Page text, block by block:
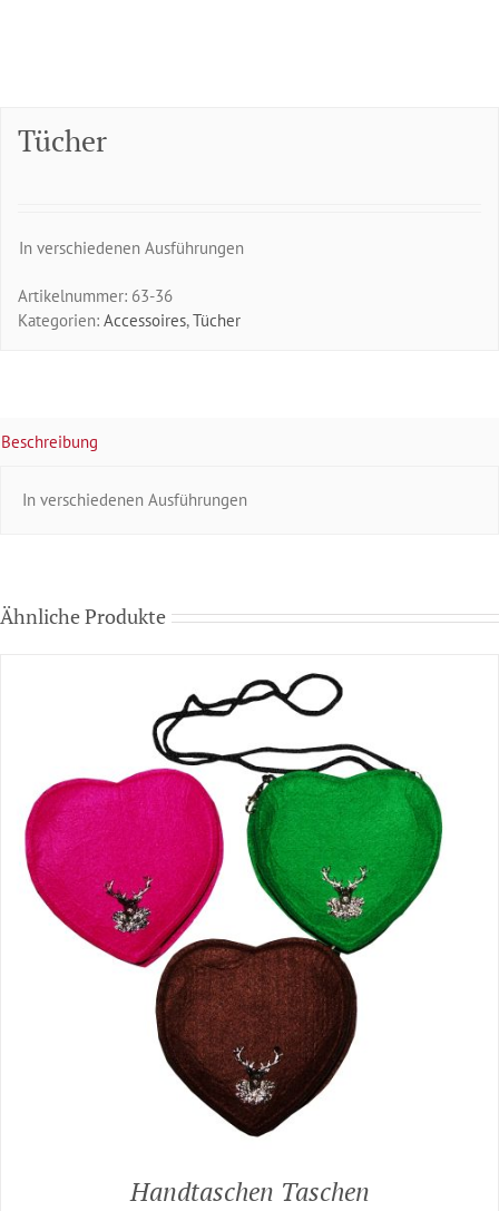
Tücher
In verschiedenen Ausführungen
Artikelnummer: 63-36
Kategorien: Accessoires,Tücher
Beschreibung
In verschiedenen Ausführungen
Ähnliche Produkte
Handtaschen Taschen